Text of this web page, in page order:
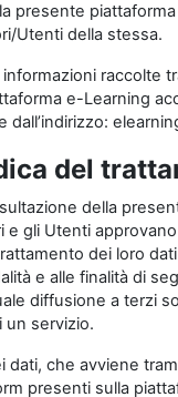
presente
Utenti della stessa.
raccolte
e-Learning
dall’indirizzo:
del
della
e gli Utenti
dei loro
e alle finalità di
diffusione a terzi
un servizio.
dati, che avviene
presenti sulla